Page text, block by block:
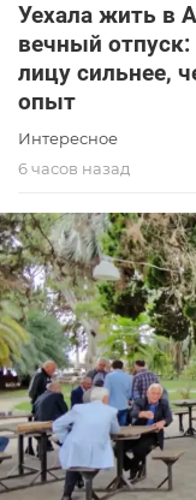
Уехала жить в
вечный отпуск:
лицу сильнее,
опыт
Интересное
6 часов назад